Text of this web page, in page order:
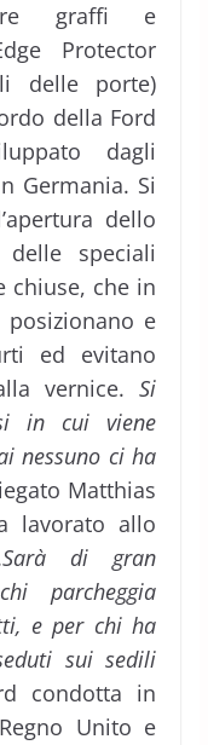
graffi e
Protector
delle porte)
della Ford
dagli
Germania. Si
dello
speciali
chiuse, che in
e
ed evitano
vernice.Si
in cui viene
nessuno ci ha
Matthias
lavorato allo
Sarà di gran
parcheggia
e per chi ha
sui sedili
condotta in
Unito e